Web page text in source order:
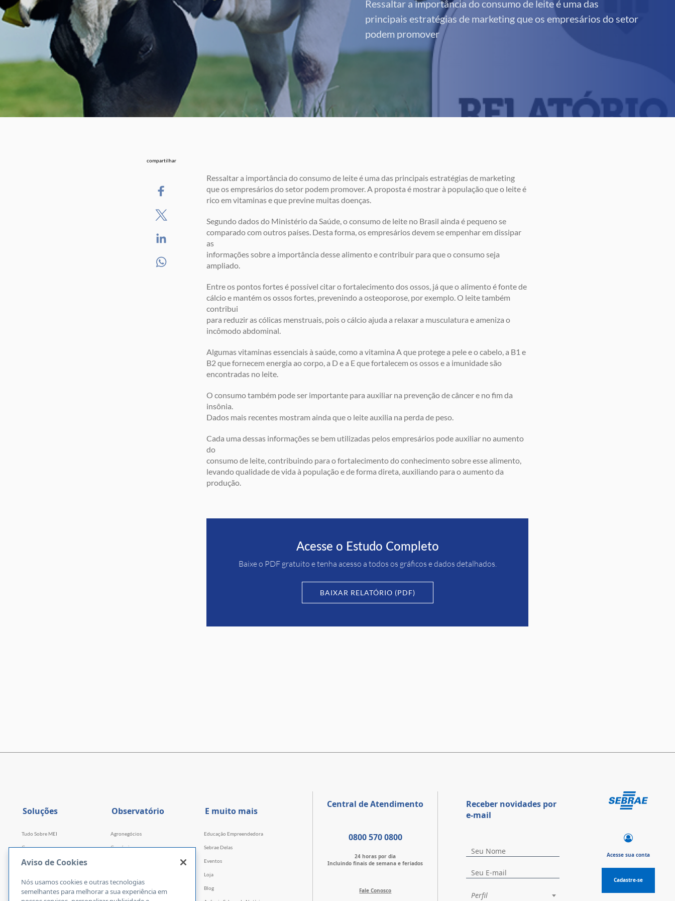
Ressaltar a importância do consumo de leite é uma das
principais estratégias de marketing que os empresários do setor
podem promover
compartilhar
Ressaltar a importância do consumo de leite é uma das principais estratégias de marketing
que os empresários do setor podem promover. A proposta é mostrar à população que o leite é
rico em vitaminas e que previne muitas doenças.
Segundo dados do Ministério da Saúde, o consumo de leite no Brasil ainda é pequeno se
comparado com outros países. Desta forma, os empresários devem se empenhar em dissipar
as
informações sobre a importância desse alimento e contribuir para que o consumo seja
ampliado.
Entre os pontos fortes é possível citar o fortalecimento dos ossos, já que o alimento é fonte de
cálcio e mantém os ossos fortes, prevenindo a osteoporose, por exemplo. O leite também
contribui
para reduzir as cólicas menstruais, pois o cálcio ajuda a relaxar a musculatura e ameniza o
incômodo abdominal.
Algumas vitaminas essenciais à saúde, como a vitamina A que protege a pele e o cabelo, a B1 e
B2 que fornecem energia ao corpo, a D e a E que fortalecem os ossos e a imunidade são
encontradas no leite.
O consumo também pode ser importante para auxiliar na prevenção de câncer e no fim da
insônia.
Dados mais recentes mostram ainda que o leite auxilia na perda de peso.
Cada uma dessas informações se bem utilizadas pelos empresários pode auxiliar no aumento
do
consumo de leite, contribuindo para o fortalecimento do conhecimento sobre esse alimento,
levando qualidade de vida à população e de forma direta, auxiliando para o aumento da
produção.
Acesse o Estudo Completo
Baixe o PDF gratuito e tenha acesso a todos os gráficos e dados detalhados.
BAIXAR RELATÓRIO (PDF)
Soluções
Tudo Sobre MEI
Cursos
Cursos por WhatsApp
Faculdade Sebrae
Observatório
Agronegócios
Comércio
Tecnologia e Startups
E muito mais
Educação Empreendedora
Sebrae Delas
Eventos
Loja
Blog
Central de Atendimento
0800 570 0800
24 horas por dia
Incluindo finais de semana e feriados
Fale Conosco
Receber novidades por
e-mail
Perfil
Acesse sua conta
Cadastre-se
Aviso de Cookies
Nós usamos cookies e outras tecnologias
semelhantes para melhorar a sua experiência em